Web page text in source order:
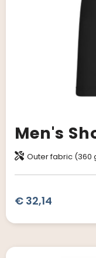
Men's
Outer fabric (360 g/m²): 63%
€ 32,14